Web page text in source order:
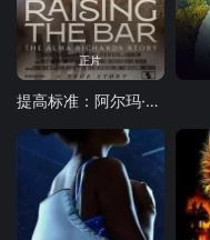
正片
提高标准：阿尔玛·理查兹的故事